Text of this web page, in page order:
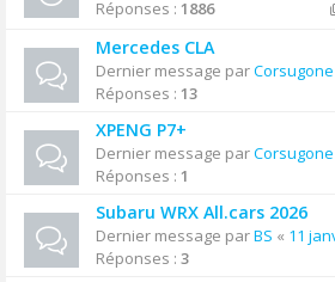
Réponses : 1886
Mercedes CLA
Dernier message parCorsugone
Réponses : 13
XPENG P7+
Dernier message parCorsugone
Réponses : 1
Subaru WRX All.cars 2026
Dernier message parBS « 11
Réponses : 3